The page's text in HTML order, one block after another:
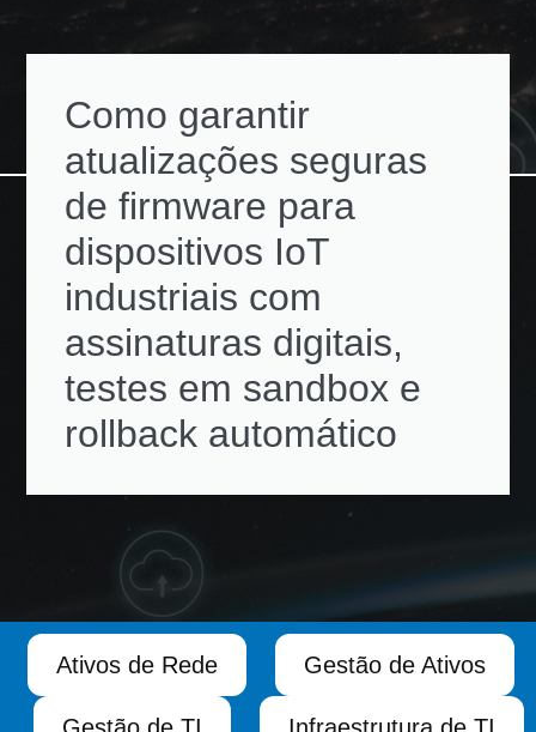
Como garantir
atualizações seguras
de firmware para
dispositivos IoT
industriais com
assinaturas digitais,
testes em sandbox e
rollback automático
Ativos de Rede Gestão de Ativos